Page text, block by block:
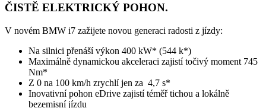
ČISTĚ ELEKTRICKÝ POHON.
V novém BMW i7 zažijete novou generaci radosti z jízdy:
Na silnici přenáší výkon 400 kW* (544 k*)
Maximálně dynamickou akceleraci zajistí točivý moment 745
Nm*
Z 0 na 100 km/h zrychlí jen za 4,7 s*
Inovativní pohon eDrive zajistí téměř tichou a lokálně
bezemisní jízdu